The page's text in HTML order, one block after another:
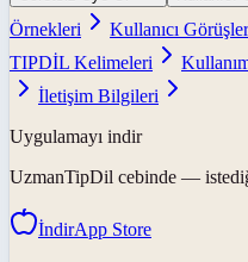
Örnekleri
Kullanıcı
TIPDİL Kelimeleri
İletişim Bilgileri
Uygulamayı indir
UzmanTipDil cebinde —
İndirApp Store